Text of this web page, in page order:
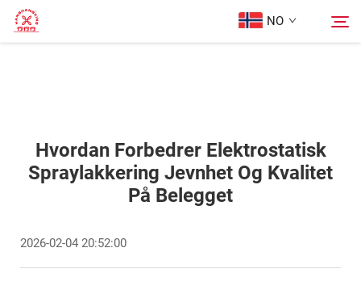
NO
Produkter
Tilfeller
Hvordan Forbedrer Elektrostatisk
Spraylakkering Jevnhet Og Kvalitet
På Belegget
2026-02-04 20:52:00